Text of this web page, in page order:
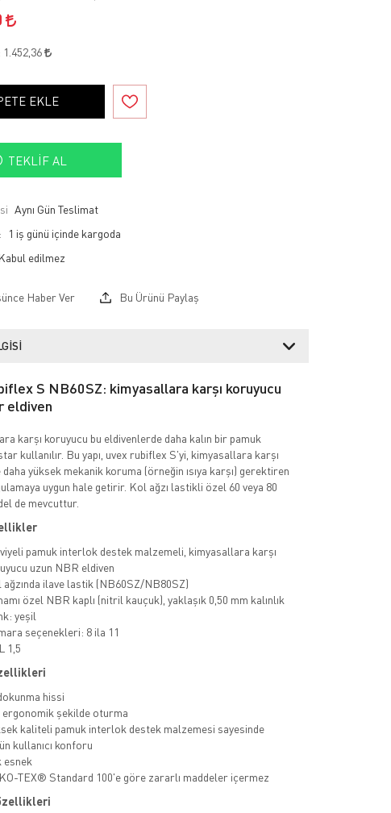
1.452,36
EKLE
TEKLIF AL
Aynı Gün Teslimat
1 iş günü içinde kargoda
Haber Ver Bu Ürünü Paylaş
S NB60SZ: kimyasallara karşı koruyucu
eldiven
karşı koruyucu bu eldivenlerde daha kalın bir pamuk
kullanılır. Bu yapı, uvex rubiflex S'yi, kimyasallara karşı
yüksek mekanik koruma (örneğin ısıya karşı) gerektiren
uygun hale getirir. Kol ağzı lastikli özel 60 veya 80
de mevcuttur.
pamuk interlok destek malzemeli, kimyasallara karşı
uzun NBR eldiven
ağzında ilave lastik (NB60SZ/NB80SZ)
özel NBR kaplı (nitril kauçuk), yaklaşık 0,50 mm kalınlık
yeşil
seçenekleri: 8 ila 11
1,5
hissi
ergonomik şekilde oturma
kaliteli pamuk interlok destek malzemesi sayesinde
kullanıcı konforu
esnek
TEX® Standard 100'e göre zararlı maddeler içermez